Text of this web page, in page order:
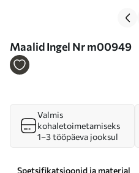
Maalid Ingel Nr m00949
Valmis
kohaletoimetamiseks
1–3 tööpäeva jooksul
Spetsifikatsioonid ja materjal